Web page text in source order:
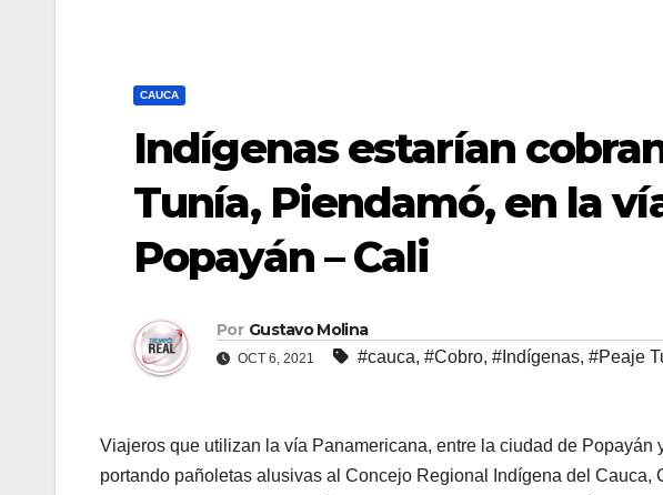
CAUCA
Indígenas estarían
Tunía, Piendamó, en la
Popayán – Cali
Por Gustavo Molina
OCT 6, 2021 #cauca, #Cobro, #Indígenas, #Peaje
Viajeros que utilizan la vía Panamericana, entre la ciudad de
portando pañoletas alusivas al Concejo Regional Indígena del Cauca,